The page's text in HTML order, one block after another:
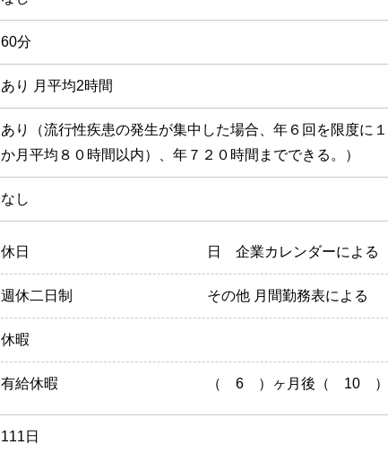
60分
あり 月平均2時間
あり（流行性疾患の発生が集中した場合、年６回を限度に
か月平均８０時間以内）、年７２０時間までできる。）
なし
休日 日 企業カレンダーによる
週休二日制 その他 月間勤務表による
休暇
有給休暇 （ 6 ）ヶ月後（ 10
111日